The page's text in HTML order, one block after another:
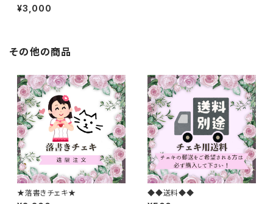
¥3,000
その他の商品
★落書きチェキ★ ◆◆送料◆◆